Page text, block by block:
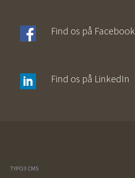
Find os på Facebook
Find os på LinkedIn
TYPO3 CMS